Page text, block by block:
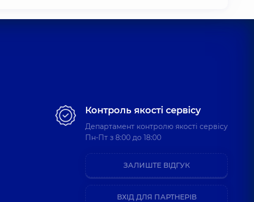
Контроль якості сервісу
Департамент контролю якості сервісу
Пн-Пт з 8:00 до 18:00
ЗАЛИШТЕ ВІДГУК
ВХІД ДЛЯ ПАРТНЕРІВ